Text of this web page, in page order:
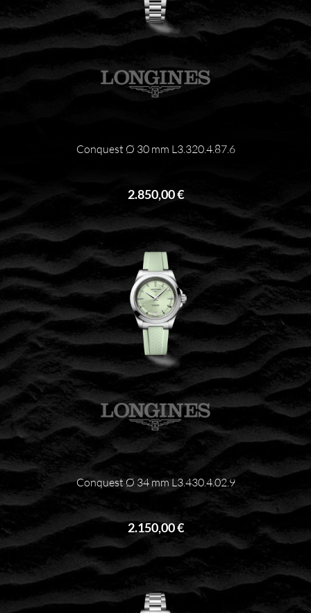
Conquest Ø 30 mm L3.320.4.87.6
2.850,00 €
Conquest Ø 34 mm L3.430.4.02.9
2.150,00 €